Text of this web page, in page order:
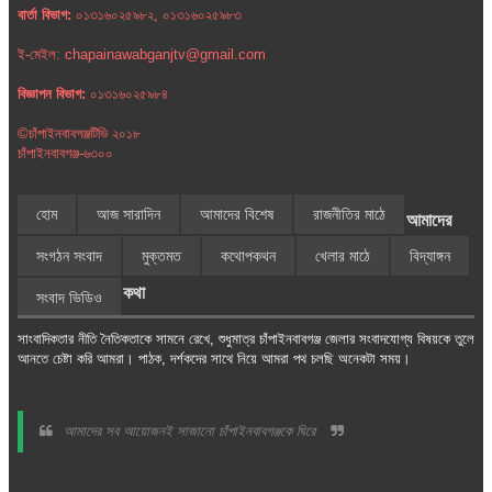
বার্তা বিভাগ: ০১৩১৬০২৫৯৮২, ০১৩১৬০২৫৯৮৩
ই-মেইল: chapainawabganjtv@gmail.com
বিজ্ঞাপন বিভাগ: ০১৩১৬০২৫৯৮৪
©চাঁপাইনবাবগঞ্জটিভি ২০১৮
চাঁপাইনবাবগঞ্জ-৬৩০০
হোম আজ সারাদিন আমাদের বিশেষ রাজনীতির মাঠে
সংগঠন সংবাদ মুক্তমত কথোপকথন খেলার মাঠে বিদ্যাঙ্গন
সংবাদ ভিডিও
আমাদের
কথা
সাংবাদিকতার নীতি নৈতিকতাকে সামনে রেখে, শুধুমাত্র চাঁপাইনবাবগঞ্জ জেলার সংবাদযোগ্য বিষয়কে তুলে
আনতে চেষ্টা করি আমরা। পাঠক, দর্শকদের সাথে নিয়ে আমরা পথ চলছি অনেকটা সময়।
আমাদের সব আয়োজনই সাজানো চাঁপাইনবাবগঞ্জকে ঘিরে